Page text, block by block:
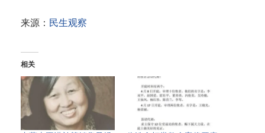
来源： 民生观察
相关